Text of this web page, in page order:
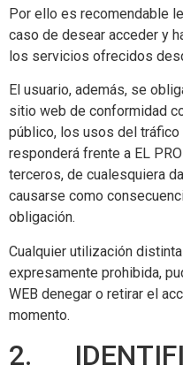
Por ello es recomendable
caso de desear acceder y
los servicios ofrecidos
El usuario, además, se
sitio web de conformidad
público, los usos del
responderá frente a EL
terceros, de cualesquiera
causarse como
obligación.
Cualquier utilización
expresamente prohibida,
WEB denegar o retirar el
momento.
2.